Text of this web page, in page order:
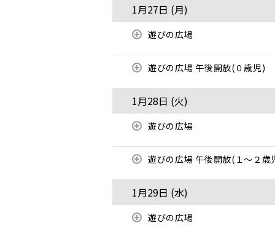
1月27日 (月)
遊びの広場
遊びの広場 午後開放(０歳児)
1月28日 (火)
遊びの広場
遊びの広場 午後開放(１～２歳
1月29日 (水)
遊びの広場